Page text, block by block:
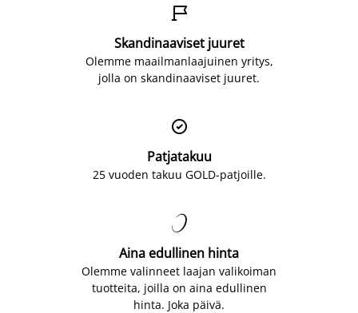

Skandinaaviset juuret
Olemme maailmanlaajuinen yritys,
jolla on skandinaaviset juuret.

Patjatakuu
25 vuoden takuu GOLD-patjoille.

Aina edullinen hinta
Olemme valinneet laajan valikoiman
tuotteita, joilla on aina edullinen
hinta. Joka päivä.